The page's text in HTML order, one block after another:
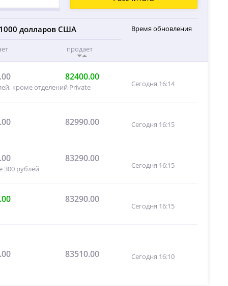
1000 долларов США
продает
Время обновления
82400.00
кроме отделений Private Сегодня 16:14
82990.00 Сегодня 16:15
83290.00
300 рублей Сегодня 16:15
83290.00
Сегодня 16:15
83510.00 Сегодня 16:10